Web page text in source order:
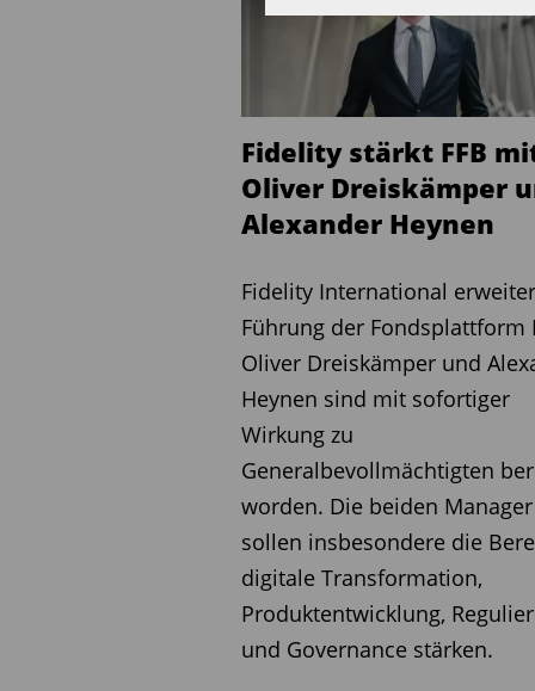
anderem die geplante
sowie neue
„Wir sind klar bullish für
auf die strukturellen
Kapitalanlagebranche.
Engere Zusammenarbeit
Zusätzliche
engeren Zusammenarbeit
Zugehörigkeit zur
Vermögensverwalter
Geschäft sowie bei
Pensionsmanagement
Um die internationale
Ende Mai auch die
Geschäftsführung neu
Kundenorientierung,
Fidelity stärkt FFB
Oliver Dreiskämper
Alexander Heynen
Fidelity International
Führung der Fondsplattform
Oliver Dreiskämper und
Heynen sind mit sofortiger
Wirkung zu
Generalbevollmächtigten
worden. Die beiden Manager
sollen insbesondere die
digitale Transformation,
Produktentwicklung,
und Governance stärken.